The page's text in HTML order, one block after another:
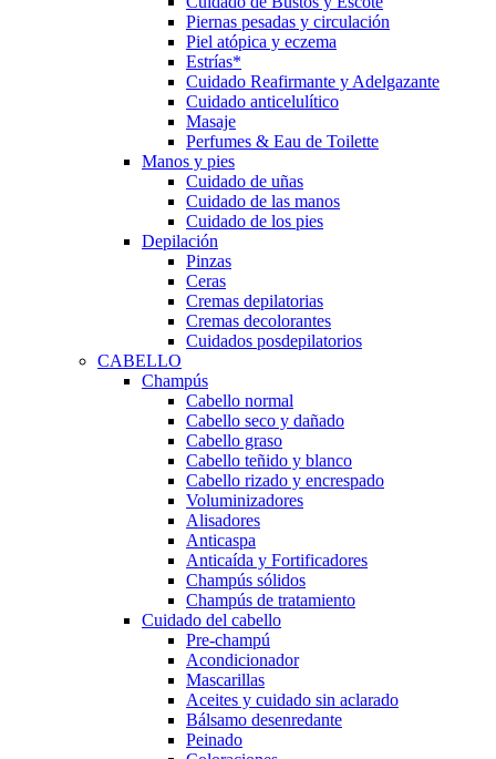
Piernas pesadas y circulación
Piel atópica y eczema
Estrías*
Cuidado Reafirmante y Adelgazante
Cuidado anticelulítico
Masaje
Perfumes & Eau de Toilette
Manos y pies
Cuidado de uñas
Cuidado de las manos
Cuidado de los pies
Depilación
Pinzas
Ceras
Cremas depilatorias
Cremas decolorantes
Cuidados posdepilatorios
CABELLO
Champús
Cabello normal
Cabello seco y dañado
Cabello graso
Cabello teñido y blanco
Cabello rizado y encrespado
Voluminizadores
Alisadores
Anticaspa
Anticaída y Fortificadores
Champús sólidos
Champús de tratamiento
Cuidado del cabello
Pre-champú
Acondicionador
Mascarillas
Aceites y cuidado sin aclarado
Bálsamo desenredante
Peinado